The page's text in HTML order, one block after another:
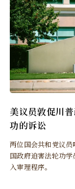
美议员敦促川
功的诉讼
两位国会共和党议
国政府迫害法轮功
入审理程序。